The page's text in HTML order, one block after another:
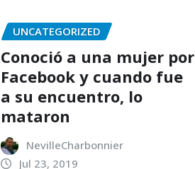
UNCATEGORIZED
Conoció a una mujer por
Facebook y cuando fue
a su encuentro, lo
mataron
NevilleCharbonnier
Jul 23, 2019